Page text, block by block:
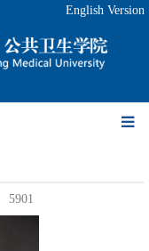
English Version
5901